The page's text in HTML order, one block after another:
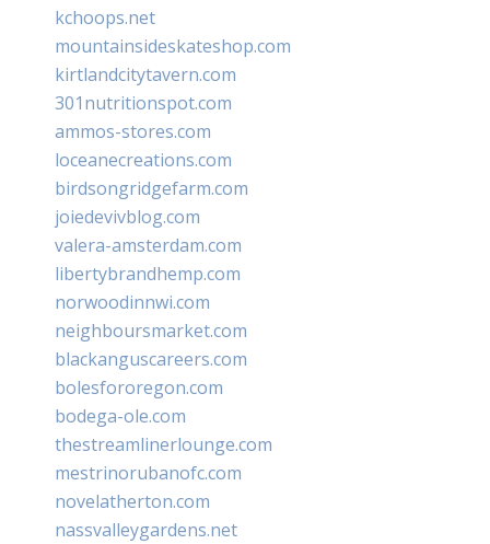
kchoops.net
mountainsideskateshop.com
kirtlandcitytavern.com
301nutritionspot.com
ammos-stores.com
loceanecreations.com
birdsongridgefarm.com
joiedevivblog.com
valera-amsterdam.com
libertybrandhemp.com
norwoodinnwi.com
neighboursmarket.com
blackanguscareers.com
bolesfororegon.com
bodega-ole.com
thestreamlinerlounge.com
mestrinorubanofc.com
novelatherton.com
nassvalleygardens.net